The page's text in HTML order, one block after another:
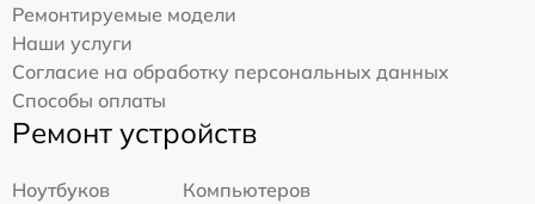
Ремонтируемые модели
Наши услуги
Согласие на обработку персональных данных
Способы оплаты
Ремонт устройств
Ноутбуков
Компьютеров